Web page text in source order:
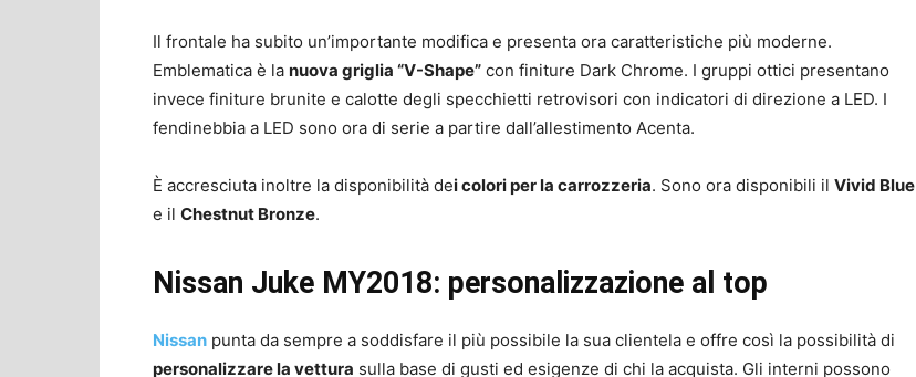
Il frontale ha subito un’importante modifica e presenta ora caratteristiche più moderne.
Emblematica è la nuova griglia “V-Shape” con finiture Dark Chrome. I gruppi ottici presentano
invece finiture brunite e calotte degli specchietti retrovisori con indicatori di direzione a LED. I
fendinebbia a LED sono ora di serie a partire dall’allestimento Acenta.
È accresciuta inoltre la disponibilità dei colori per la carrozzeria. Sono ora disponibili il Vivid Blue
e il Chestnut Bronze.
Nissan Juke MY2018: personalizzazione al top
Nissan punta da sempre a soddisfare il più possibile la sua clientela e offre così la possibilità di
personalizzare la vettura sulla base di gusti ed esigenze di chi la acquista. Gli interni possono